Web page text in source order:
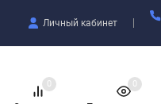
Личный кабинет
0 0